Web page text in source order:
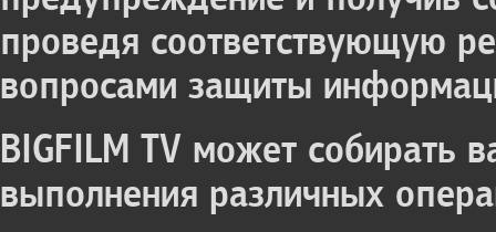
проведя соответствующую
вопросами защиты
BIGFILM TV может
выполнения различных